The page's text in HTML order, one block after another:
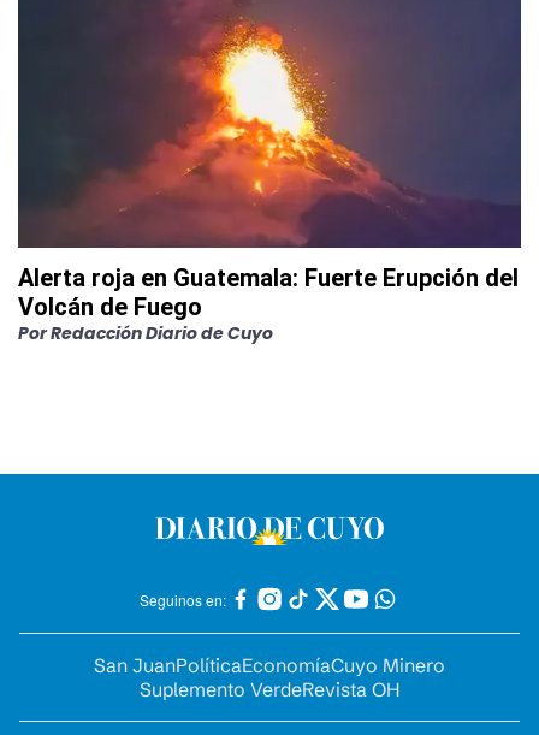
Alerta roja en Guatemala: Fuerte Erupción del
Volcán de Fuego
PorRedacción Diario de Cuyo
Seguinos en:
San JuanPolíticaEconomíaCuyo Minero
Suplemento VerdeRevista OH